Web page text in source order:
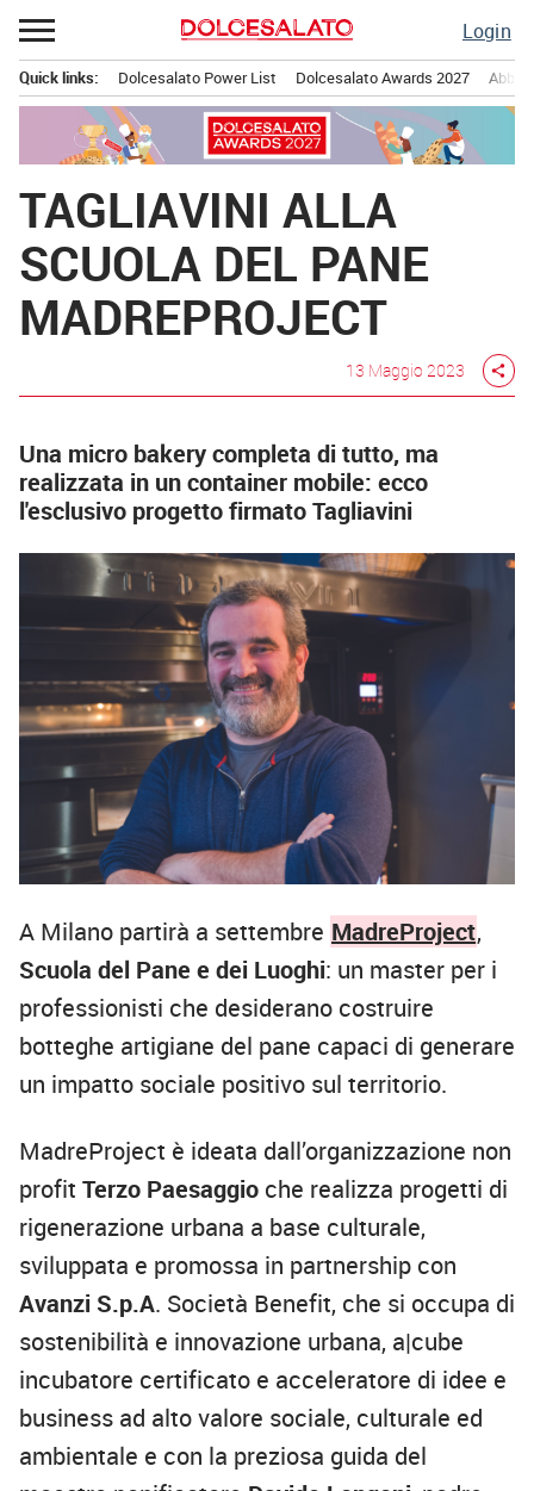
Passa
al
contenuto
Login
principale
Quick links: Dolcesalato Power List Dolcesalato Awards 2027
TAGLIAVINI ALLA
SCUOLA DEL PANE
MADREPROJECT
13 Maggio 2023 share
Una micro bakery completa di tutto, ma
realizzata in un container mobile: ecco
l'esclusivo progetto firmato Tagliavini
A Milano partirà a settembre MadreProject,
Scuola del Pane e dei Luoghi: un master per i
professionisti che desiderano costruire
botteghe artigiane del pane capaci di generare
un impatto sociale positivo sul territorio.
MadreProject è ideata dall’organizzazione non
profit Terzo Paesaggio che realizza progetti di
rigenerazione urbana a base culturale,
sviluppata e promossa in partnership con
Avanzi S.p.A. Società Benefit, che si occupa di
sostenibilità e innovazione urbana, a|cube
incubatore certificato e acceleratore di idee e
business ad alto valore sociale, culturale ed
ambientale e con la preziosa guida del